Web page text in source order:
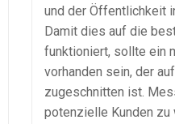
und der Öffentlichkeit
Damit dies auf die
funktioniert, sollte ein
vorhanden sein, der
zugeschnitten ist.
potenzielle Kunden zu